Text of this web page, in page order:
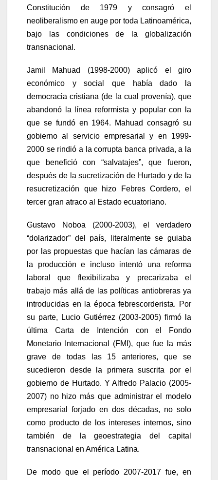
Constitución de 1979 y consagró el
neoliberalismo en auge por toda Latinoamérica,
bajo las condiciones de la globalización
transnacional.
Jamil Mahuad (1998-2000) aplicó el giro
económico y social que había dado la
democracia cristiana (de la cual provenía), que
abandonó la línea reformista y popular con la
que se fundó en 1964. Mahuad consagró su
gobierno al servicio empresarial y en 1999-
2000 se rindió a la corrupta banca privada, a la
que benefició con “salvatajes”, que fueron,
después de la sucretización de Hurtado y de la
resucretización que hizo Febres Cordero, el
tercer gran atraco al Estado ecuatoriano.
Gustavo Noboa (2000-2003), el verdadero
“dolarizador” del país, literalmente se guiaba
por las propuestas que hacían las cámaras de
la producción e incluso intentó una reforma
laboral que flexibilizaba y precarizaba el
trabajo más allá de las políticas antiobreras ya
introducidas en la época febrescorderista. Por
su parte, Lucio Gutiérrez (2003-2005) firmó la
última Carta de Intención con el Fondo
Monetario Internacional (FMI), que fue la más
grave de todas las 15 anteriores, que se
sucedieron desde la primera suscrita por el
gobierno de Hurtado. Y Alfredo Palacio (2005-
2007) no hizo más que administrar el modelo
empresarial forjado en dos décadas, no solo
como producto de los intereses internos, sino
también de la geoestrategia del capital
transnacional en América Latina.
De modo que el período 2007-2017 fue, en